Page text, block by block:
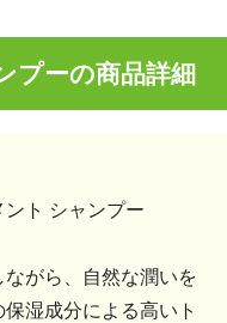
プーの商品詳細
ト シャンプー
がら、自然な潤いを
湿成分による高いト